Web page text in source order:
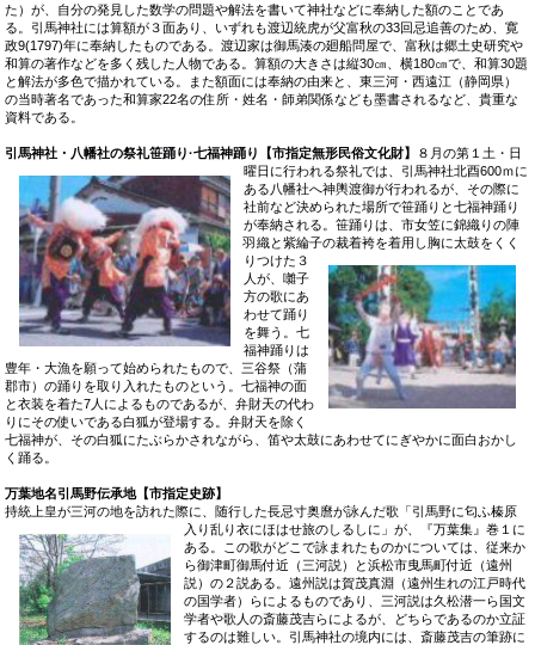
た）が、自分の発見した数学の問題や解法を書いて神社などに奉納した額のことであ
る。引馬神社には算額が３面あり、いずれも渡辺統虎が父富秋の33回忌追善のため、寛
政9(1797)年に奉納したものである。渡辺家は御馬湊の廻船問屋で、富秋は郷土史研究や
和算の著作などを多く残した人物である。算額の大きさは縦30㎝、横180㎝で、和算30題
と解法が多色で描かれている。また額面には奉納の由来と、東三河・西遠江（静岡県）
の当時著名であった和算家22名の住所・姓名・師弟関係なども墨書されるなど、貴重な
資料である。
引馬神社・八幡社の祭礼笹踊り·七福神踊り【市指定無形民俗文化財】
８月の第１土・日
曜日 に行われる祭礼では、引馬神社北酉600ｍに
ある八幡社へ神輿渡御が行われるが、その際に
社前など決められた場所で笹踊りと七福神踊り
が奉納される。笹踊りは、市女笠に錦織りの陣
羽織と紫綸子の裁着袴を着用し胸に太鼓をくく
りつけた３
人が、囃子
方の歌にあ
わせて踊り
を舞う。七
福神踊りは
豊年・大漁を願って始められたもので、三谷祭（蒲
郡市）の踊りを取り入れたものという。七福神の面
と衣装を着た7人によるものであるが、弁財天の代わ
りにその使いである白狐が登場する。弁財天を除く
七福神が、その白狐にたぶらかされながら、笛や太鼓にあわせてにぎやかに面白おかし
く踊る。
万葉地名引馬野伝承地【市指定史跡】
持統上皇が三河の地を訪れた際に、随行した長忌寸奥麿が詠んだ歌「引馬野に匂ふ榛原
入り乱り衣にほはせ旅のしるしに」が、『万葉集』巻１に
ある。この歌がどこで詠まれたものかについては、従来か
ら御津町御馬付近（三河説）と浜松市曳馬町付近（遠州
説）の２説ある。遠州説は賀茂真淵（遠州生れの江戸時代
の国学者）らによるものであり、三河説は久松潜一ら国文
学者や歌人の斎藤茂吉らによるが、どちらであるのか立証
するのは難しい。引馬神社の境内には、斎藤茂吉の筆跡に